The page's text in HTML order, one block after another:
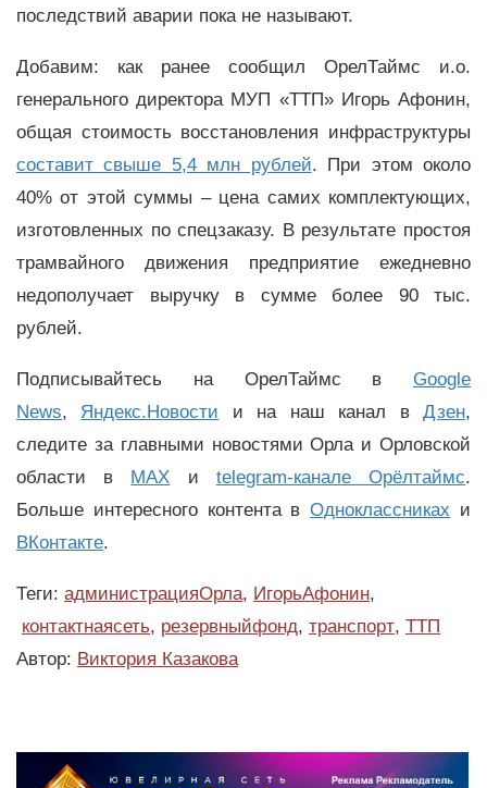
последствий аварии пока не называют.
Добавим: как ранее сообщил ОрелТаймс и.о.
генерального директора МУП «ТТП» Игорь Афонин,
общая стоимость восстановления инфраструктуры
составит свыше 5,4 млн рублей. При этом около
40% от этой суммы – цена самих комплектующих,
изготовленных по спецзаказу. В результате простоя
трамвайного движения предприятие ежедневно
недополучает выручку в сумме более 90 тыс.
рублей.
Подписывайтесь на ОрелТаймс в Google
News, Яндекс.Новости и на наш канал вДзен,
следите за главными новостями Орла и Орловской
области в MAX и telegram-канале Орёлтаймс.
Больше интересного контента вОдноклассниках и
ВКонтакте.
Теги: администрацияОрла, ИгорьАфонин,
контактнаясеть, резервныйфонд, транспорт, ТТП
Автор: Виктория Казакова